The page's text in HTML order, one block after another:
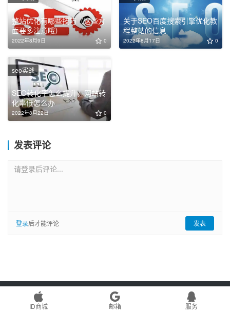
整站优化有哪些技巧（这些方
面要多注意哦）
2022年8月9日 0
关于SEO百度搜索引擎优化教
程整站的信息
2022年8月17日 0
SEO转化率怎么提升，网站转
化率低怎么办
2022年8月22日 0
seo实战
发表评论
请登录后评论...
登录后才能评论 发表
Copyright © 2022 游游seo博客 版权所有
WordPress
ID商城
邮箱 服务